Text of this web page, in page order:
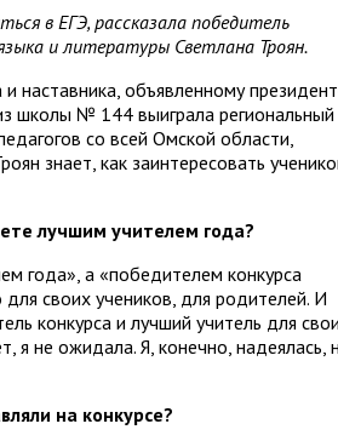
в ЕГЭ, рассказала победитель
и литературы Светлана Троян.
наставника, объявленному
школы № 144 выиграла региональный
со всей Омской области,
знает, как заинтересовать
лучшим учителем года?
года», а «победителем конкурса
своих учеников, для родителей. И
конкурса и лучший учитель для
я не ожидала. Я, конечно, надеялась,
на конкурсе?